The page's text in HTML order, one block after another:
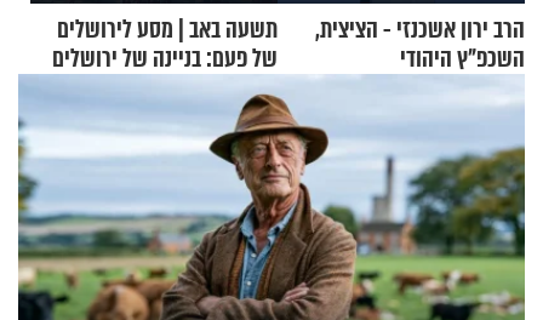
הרב ירון אשכנזי - הציצית,
השכפ"ץ היהודי
תשעה באב | מסע לירושלים
של פעם: בניינה של ירושלים